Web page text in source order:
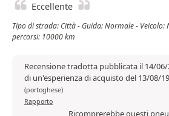
Eccellente
Tipo di strada: Città - Guida: Normale -
percorsi: 10000 km
Recensione tradotta pubblicata il 14/
di un'esperienza di acquisto del 13/08/19
(portoghese)
Rapporto
Ricomprerebbe questi